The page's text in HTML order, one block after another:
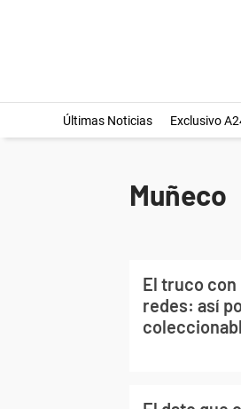
Últimas Noticias Exclusivo
Muñeco
El truco
redes: así